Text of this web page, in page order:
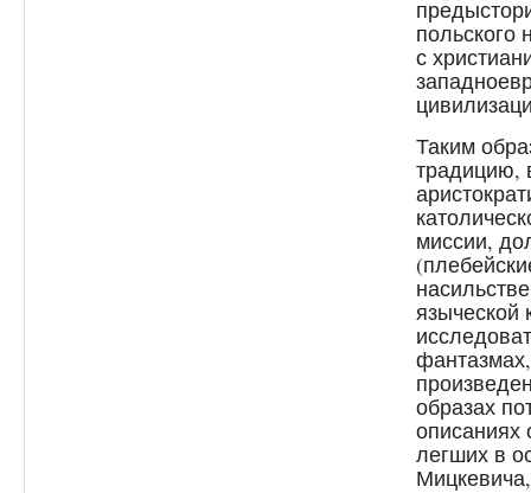
польского
с
Таким
традицию,
миссии,
языческой
образах
описаниях
легших в